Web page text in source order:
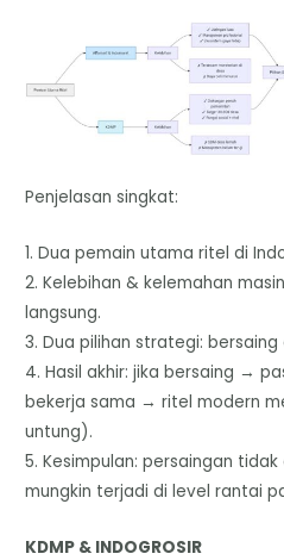
Penjelasan singkat:
1. Dua pemain utama ritel di
2. Kelebihan & kelemahan
langsung.
3. Dua pilihan strategi:
4. Hasil akhir: jika bersaing →
bekerja sama → ritel modern
untung).
5. Kesimpulan: persaingan
mungkin terjadi di level rantai
KDMP & INDOGROSIR